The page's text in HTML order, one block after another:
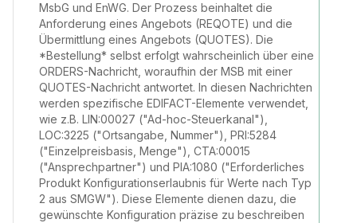
MsbG und EnWG. Der Prozess beinhaltet die
Anforderung eines Angebots (REQOTE) und die
Übermittlung eines Angebots (QUOTES). Die
*Bestellung* selbst erfolgt wahrscheinlich über eine
ORDERS-Nachricht, woraufhin der MSB mit einer
QUOTES-Nachricht antwortet. In diesen Nachrichten
werden spezifische EDIFACT-Elemente verwendet,
wie z.B. LIN:00027 ("Ad-hoc-Steuerkanal"),
LOC:3225 ("Ortsangabe, Nummer"), PRI:5284
("Einzelpreisbasis, Menge"), CTA:00015
("Ansprechpartner") und PIA:1080 ("Erforderliches
Produkt Konfigurationserlaubnis für Werte nach Typ
2 aus SMGW"). Diese Elemente dienen dazu, die
gewünschte Konfiguration präzise zu beschreiben